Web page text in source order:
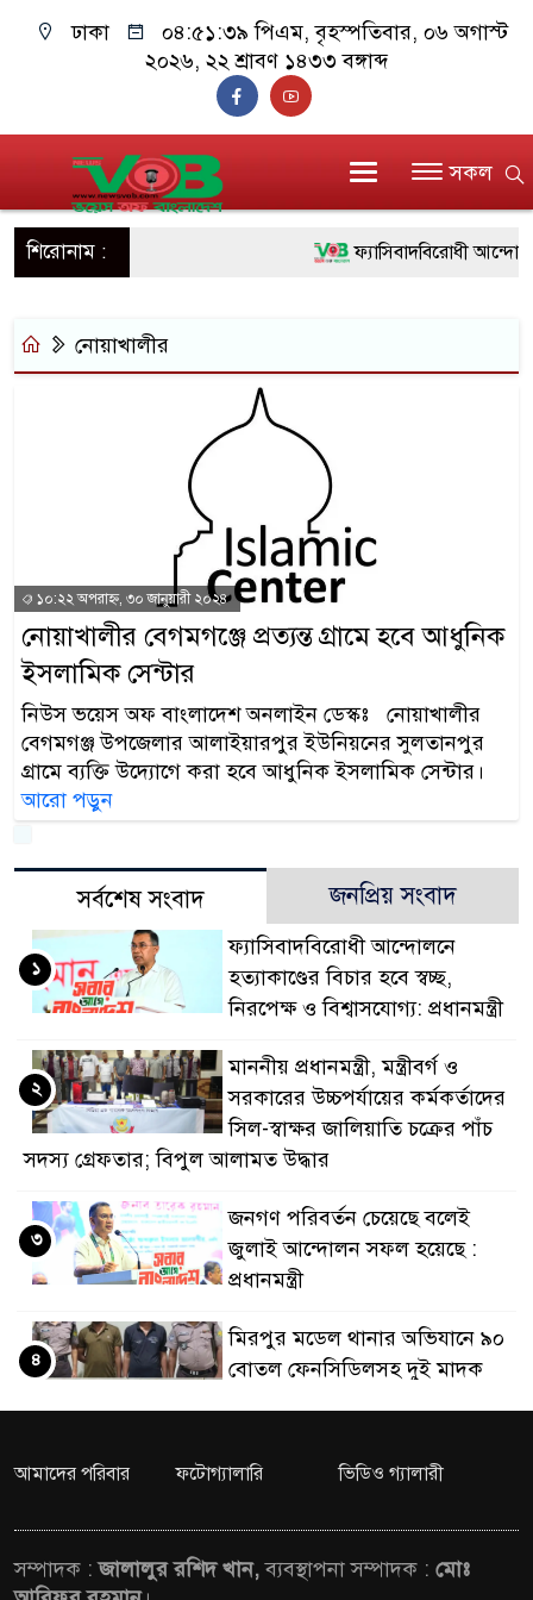
ঢাকা ০৪:৫১:৩৯ পিএম, বৃহস্পতিবার, ০৬ অগাস্ট
২০২৬, ২২ শ্রাবণ ১৪৩৩ বঙ্গাব্দ
সকল
শিরোনাম : ফ্যাসিবাদবিরোধী
উদ্ধার
প্রধানমন্ত্রী
মাদক কারবারি গ্রেফতার
২৮ লাখ টাকার জাল
থানা পুলিশ
যে ভাবে ডেভিড ইমনের
‘আজহার খান’
অবৈধ বিদেশি পিস্তল,
জড়িত কিশোর গ্যাংয়ের চার
ডাকাতির প্রস্তুতিকালে
থানা পুলিশ
নোয়াখালীর
১০:২২ অপরাহ্ন, ৩০ জানুয়ারী ২০২৪
নোয়াখালীর বেগমগঞ্জে প্রত্যন্ত গ্রামে হবে আধুনিক
ইসলামিক সেন্টার
নিউস ভয়েস অফ বাংলাদেশ অনলাইন ডেস্কঃ নোয়াখালীর
বেগমগঞ্জ উপজেলার আলাইয়ারপুর ইউনিয়নের সুলতানপুর
গ্রামে ব্যক্তি উদ্যোগে করা হবে আধুনিক ইসলামিক সেন্টার।
আরো পড়ুন
সর্বশেষ সংবাদ জনপ্রিয় সংবাদ
ফ্যাসিবাদবিরোধী আন্দোলনে
হত্যাকাণ্ডের বিচার হবে স্বচ্ছ,
নিরপেক্ষ ও বিশ্বাসযোগ্য: প্রধানমন্ত্রী
১
মাননীয় প্রধানমন্ত্রী, মন্ত্রীবর্গ ও
সরকারের উচ্চপর্যায়ের কর্মকর্তাদের
সিল-স্বাক্ষর জালিয়াতি চক্রের পাঁচ
সদস্য গ্রেফতার; বিপুল আলামত উদ্ধার
২
জনগণ পরিবর্তন চেয়েছে বলেই
জুলাই আন্দোলন সফল হয়েছে :
প্রধানমন্ত্রী
৩
মিরপুর মডেল থানার অভিযানে ৯০
বোতল ফেনসিডিলসহ দুই মাদক
৪
২৮ লাখ টাকার জাল নোটসহ
দুইজনকে গ্রেফতার করেছে গুলশান
৫
যেকোনো সময় বেনজীরের
আমাদের পরিবার ফটোগ্যালারি ভিডিও গ্যালারী
সম্পাদক :জালালুর রশিদ খান,ব্যবস্থাপনা সম্পাদক : মোঃ